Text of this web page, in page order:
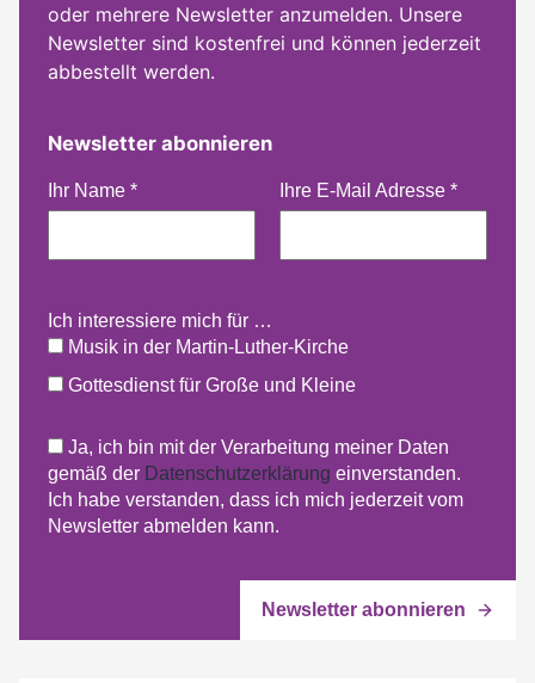
oder mehrere Newsletter anzumelden. Unsere
Newsletter sind kostenfrei und können jederzeit
abbestellt werden.
Newsletter abonnieren
Ihr Name * Ihre E-Mail Adresse *
Ich interessiere mich für …
Musik in der Martin-Luther-Kirche
Gottesdienst für Große und Kleine
Ja, ich bin mit der Verarbeitung meiner Daten
gemäß der Datenschutzerklärung einverstanden.
Ich habe verstanden, dass ich mich jederzeit vom
Newsletter abmelden kann.